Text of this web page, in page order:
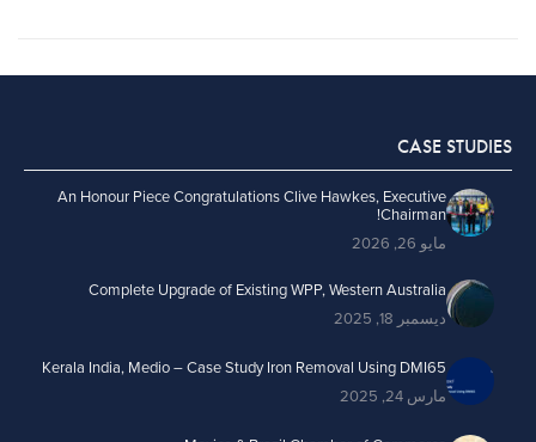
CASE STUDIES
An Honour Piece Congratulations Clive Hawkes, Executive
Chairman!
مايو 26, 2026
Complete Upgrade of Existing WPP, Western Australia
ديسمبر 18, 2025
Kerala India, Medio – Case Study Iron Removal Using DMI65
مارس 24, 2025